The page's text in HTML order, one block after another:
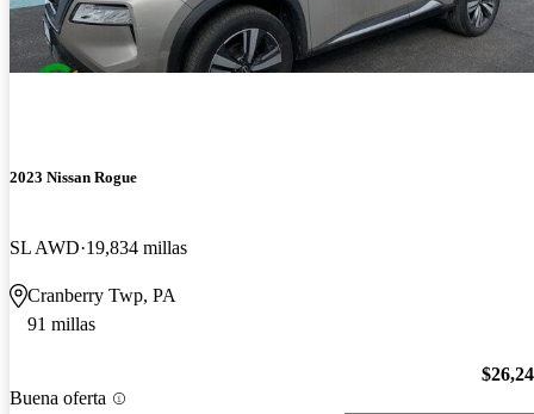
2023 Nissan Rogue
SL AWD 19,834 millas
Cranberry Twp, PA
91 millas
Buena oferta